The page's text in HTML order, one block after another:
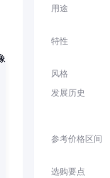
用途
特性
风格
发展历史
参考价格区间
选购要点